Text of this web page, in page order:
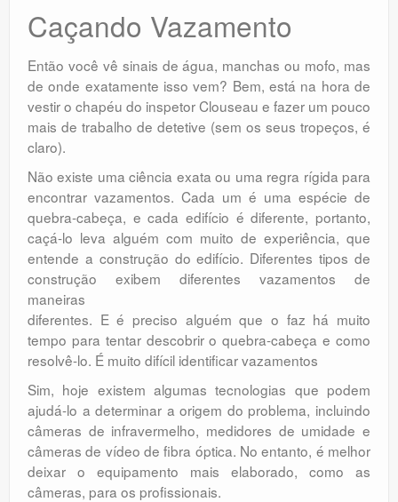
Caçando Vazamento
Então você vê sinais de água, manchas ou mofo, mas
de onde exatamente isso vem? Bem, está na hora de
vestir o chapéu do inspetor Clouseau e fazer um pouco
mais de trabalho de detetive (sem os seus tropeços, é
claro).
Não existe uma ciência exata ou uma regra rígida para
encontrar vazamentos. Cada um é uma espécie de
quebra-cabeça, e cada edifício é diferente, portanto,
caçá-lo leva alguém com muito de experiência, que
entende a construção do edifício. Diferentes tipos de
construção exibem diferentes vazamentos de
maneiras
diferentes. E é preciso alguém que o faz há muito
tempo para tentar descobrir o quebra-cabeça e como
resolvê-lo. É muito difícil identificar vazamentos
Sim, hoje existem algumas tecnologias que podem
ajudá-lo a determinar a origem do problema, incluindo
câmeras de infravermelho, medidores de umidade e
câmeras de vídeo de fibra óptica. No entanto, é melhor
deixar o equipamento mais elaborado, como as
câmeras, para os profissionais.